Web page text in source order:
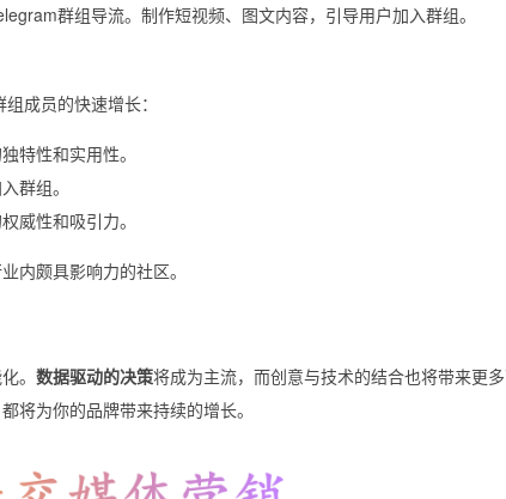
群组导流。制作短视频、图文内容，引导用户加入群组。
成员的快速增长：
特性和实用性。
群组。
威性和吸引力。
内颇具影响力的社区。
。 数据驱动的决策将成为主流，而创意与技术的结合也将带来更
将为你的品牌带来持续的增长。